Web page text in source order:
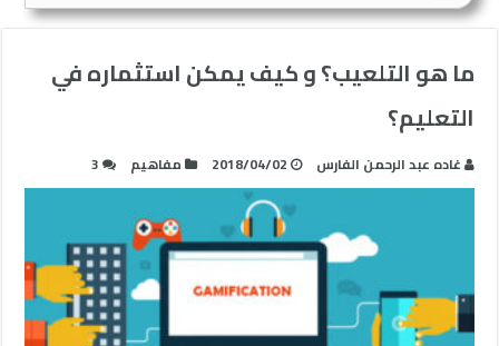
ما هو التلعيب؟ و كيف يمكن استثماره في
التعليم؟
غاده عبد الرحمن الفارس 2018/04/02 مفاهيم 3